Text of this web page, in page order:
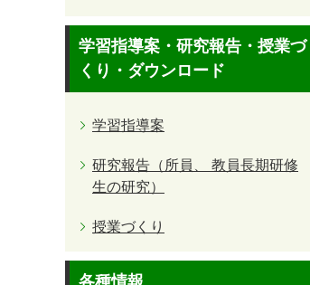
学習指導案・研究報告・授業づ
くり・ダウンロード
学習指導案
研究報告（所員、 教員長期研修
生の研究）
授業づくり
各種情報